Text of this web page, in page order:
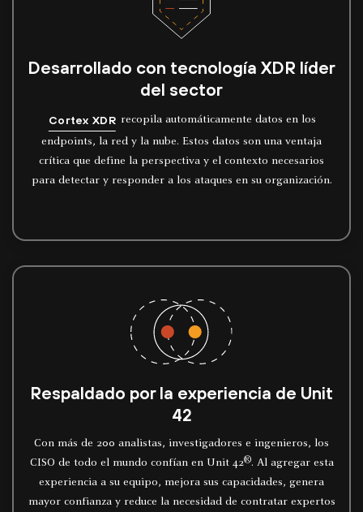
Desarrollado con tecnología XDR líder
del sector
Cortex XDR recopila automáticamente datos en los
endpoints, la red y la nube. Estos datos son una ventaja
crítica que define la perspectiva y el contexto necesarios
para detectar y responder a los ataques en su organización.
Respaldado por la experiencia de Unit
42
Con más de 200 analistas, investigadores e ingenieros, los
CISO de todo el mundo confían en Unit 42®. Al agregar esta
experiencia a su equipo, mejora sus capacidades, genera
mayor confianza y reduce la necesidad de contratar expertos